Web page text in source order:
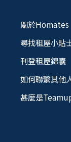
關於Homates
尋找租屋小貼
刊登租屋錦囊
如何聯繫其他
甚麼是